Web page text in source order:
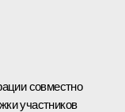
совместно
участников